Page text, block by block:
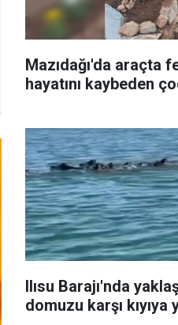
Mazıdağı'da araçta
hayatını kaybeden
Ilısu Barajı'nda
domuzu karşı